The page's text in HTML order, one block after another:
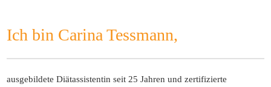
Ich bin Carina Tessmann,
ausgebildete Diätassistentin seit 25 Jahren und zertifizierte